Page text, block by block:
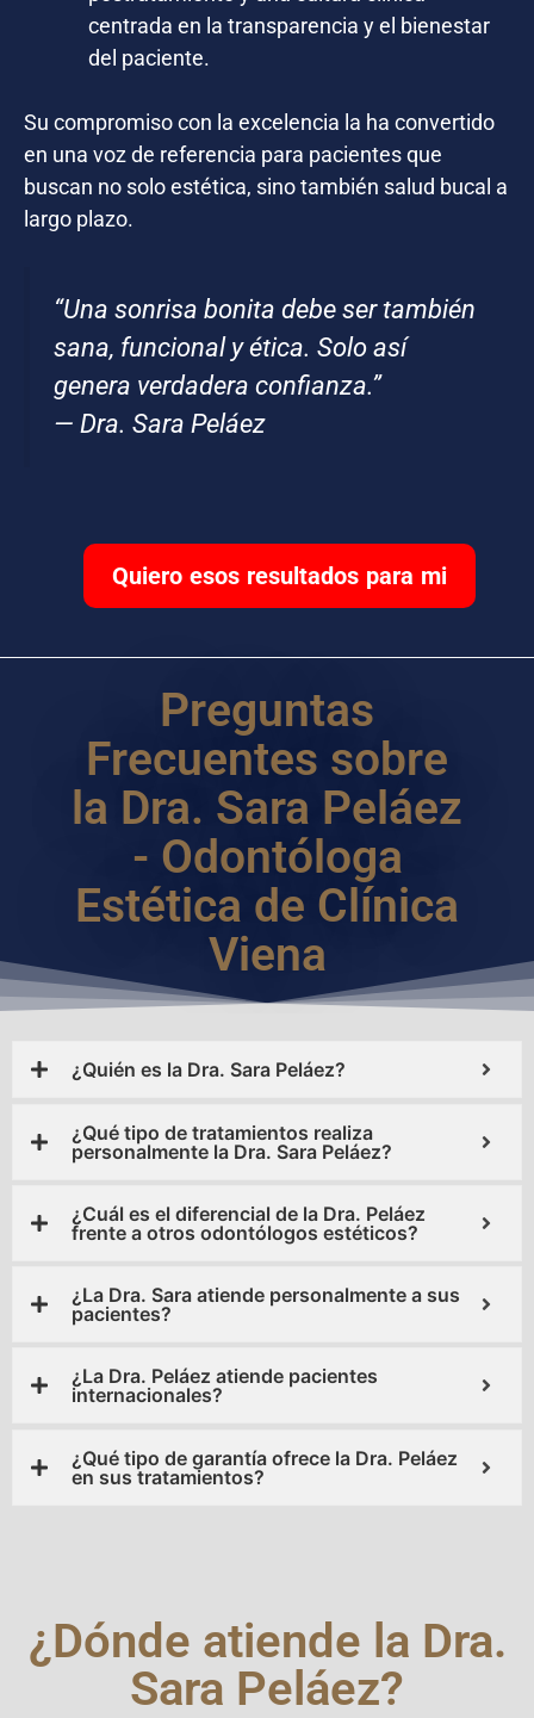
centrada en la transparencia y el bienestar
del paciente.
Su compromiso con la excelencia la ha convertido
en una voz de referencia para pacientes que
buscan no solo estética, sino también salud bucal a
largo plazo.
“Una sonrisa bonita debe ser también
sana, funcional y ética. Solo así
genera verdadera confianza.”
— Dra. Sara Peláez
Quiero esos resultados para mi
Preguntas
Frecuentes sobre
la Dra. Sara Peláez
- Odontóloga
Estética de Clínica
Viena
¿Quién es la Dra. Sara Peláez?
¿Qué tipo de tratamientos realiza
personalmente la Dra. Sara Peláez?
¿Cuál es el diferencial de la Dra. Peláez
frente a otros odontólogos estéticos?
¿La Dra. Sara atiende personalmente a sus
pacientes?
¿La Dra. Peláez atiende pacientes
internacionales?
¿Qué tipo de garantía ofrece la Dra. Peláez
en sus tratamientos?
¿Dónde atiende la Dra.
Sara Peláez?